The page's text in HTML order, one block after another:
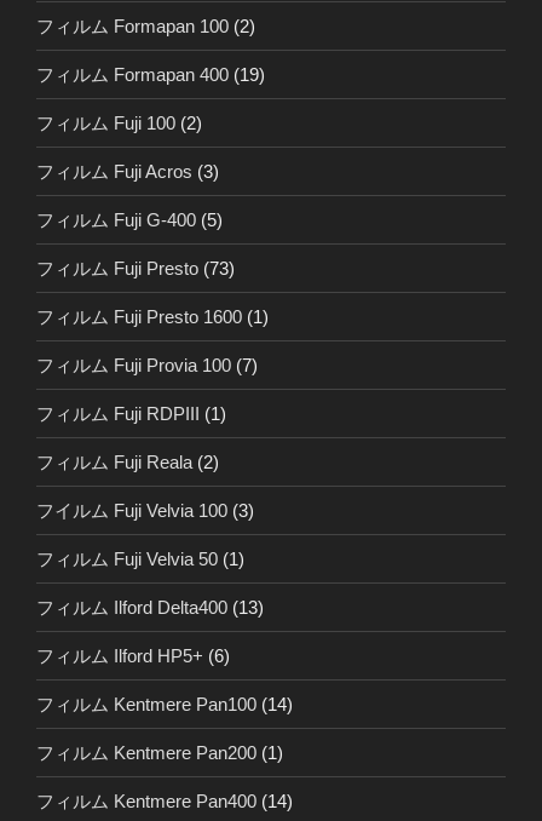
フィルム Formapan 100 (2)
フィルム Formapan 400 (19)
フィルム Fuji 100 (2)
フィルム Fuji Acros (3)
フィルム Fuji G-400 (5)
フィルム Fuji Presto (73)
フィルム Fuji Presto 1600 (1)
フィルム Fuji Provia 100 (7)
フィルム Fuji RDPIII (1)
フィルム Fuji Reala (2)
フイルム Fuji Velvia 100 (3)
フィルム Fuji Velvia 50 (1)
フィルム Ilford Delta400 (13)
フィルム Ilford HP5+ (6)
フィルム Kentmere Pan100 (14)
フィルム Kentmere Pan200 (1)
フィルム Kentmere Pan400 (14)